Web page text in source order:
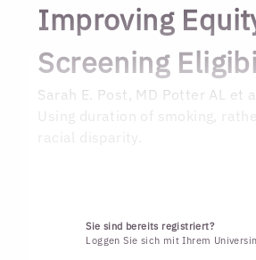
Improving
Screening
Sarah E. Post, MD Potter AL et
Using duration of smoking,
Sie sind bereits registriert?
Loggen Sie sich mit Ihrem